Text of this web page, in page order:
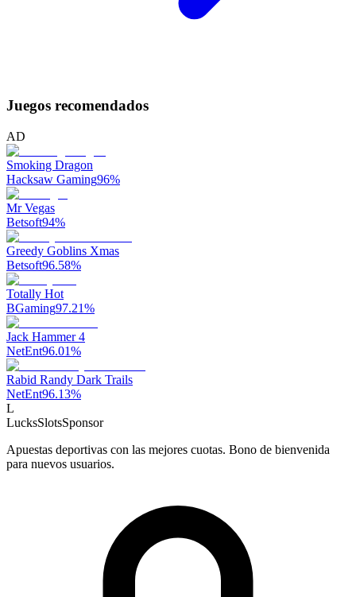
Juegos recomendados
AD
Smoking Dragon
Hacksaw Gaming96%
Mr Vegas
Betsoft94%
Greedy Goblins Xmas
Betsoft96.58%
Totally Hot
BGaming97.21%
Jack Hammer 4
NetEnt96.01%
Rabid Randy Dark Trails
NetEnt96.13%
L
LucksSlotsSponsor
Apuestas deportivas con las mejores cuotas. Bono de bienvenida
para nuevos usuarios.